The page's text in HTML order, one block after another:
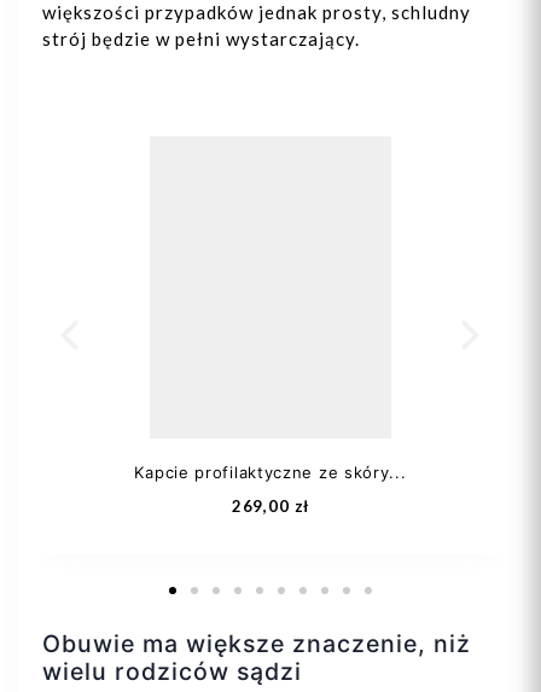
większości przypadków jednak prosty, schludny
strój będzie w pełni wystarczający.
Kapcie profilaktyczne ze skóry...
269,00 zł
Obuwie ma większe znaczenie, niż
wielu rodziców sądzi